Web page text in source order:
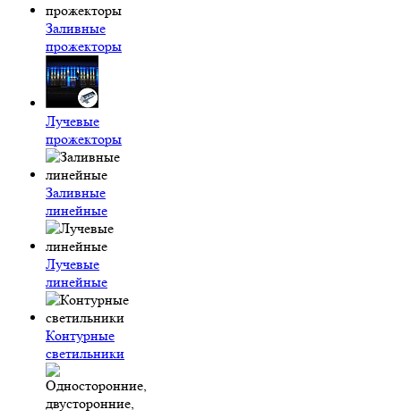
Заливные
прожекторы
Лучевые
прожекторы
Заливные
линейные
Лучевые
линейные
Контурные
светильники